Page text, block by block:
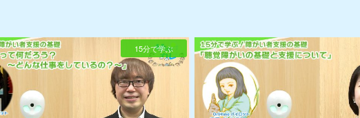
15分で学ぶ